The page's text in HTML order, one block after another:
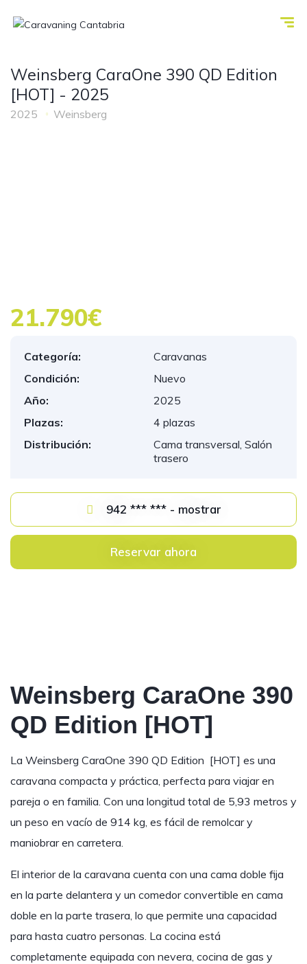
Weinsberg CaraOne 390 QD Edition
[HOT] - 2025
2025 Weinsberg
21.790€
Categoría:
Caravanas
Condición:
Nuevo
Año:
2025
Plazas:
4 plazas
Distribución:
Cama transversal, Salón
trasero
942 *** *** - mostrar
Reservar ahora
Weinsberg CaraOne 390
QD Edition [HOT]
La Weinsberg CaraOne 390 QD Edition [HOT] es una
caravana compacta y práctica, perfecta para viajar en
pareja o en familia. Con una longitud total de 5,93 metros y
un peso en vacío de 914 kg, es fácil de remolcar y
maniobrar en carretera.
El interior de la caravana cuenta con una cama doble fija
en la parte delantera y un comedor convertible en cama
doble en la parte trasera, lo que permite una capacidad
para hasta cuatro personas. La cocina está
completamente equipada con nevera, cocina de gas y